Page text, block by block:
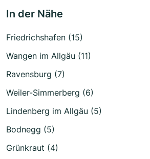
In der Nähe
Friedrichshafen (15)
Wangen im Allgäu (11)
Ravensburg (7)
Weiler-Simmerberg (6)
Lindenberg im Allgäu (5)
Bodnegg (5)
Grünkraut (4)